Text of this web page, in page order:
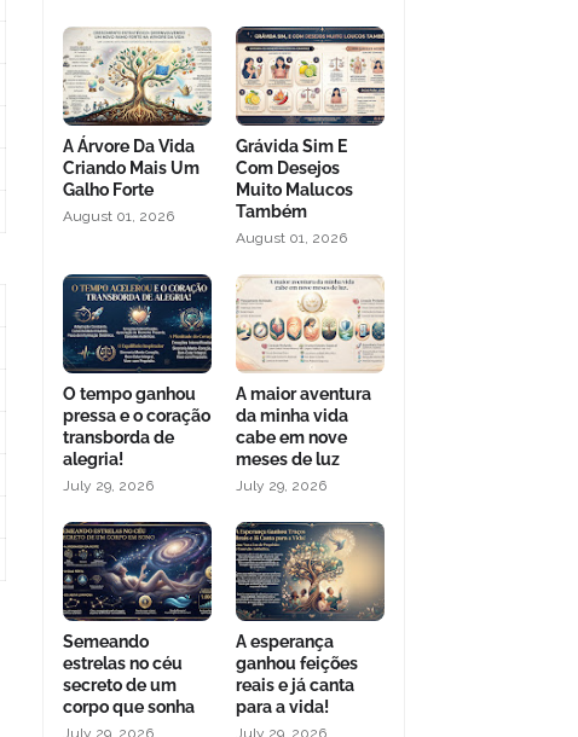
A Árvore Da Vida
Criando Mais Um
Galho Forte
August 01, 2026
Grávida Sim E
Com Desejos
Muito Malucos
Também
August 01, 2026
O tempo ganhou
pressa e o coração
transborda de
alegria!
July 29, 2026
A maior aventura
da minha vida
cabe em nove
meses de luz
July 29, 2026
Semeando
estrelas no céu
secreto de um
corpo que sonha
July 29, 2026
A esperança
ganhou feições
reais e já canta
para a vida!
July 29, 2026